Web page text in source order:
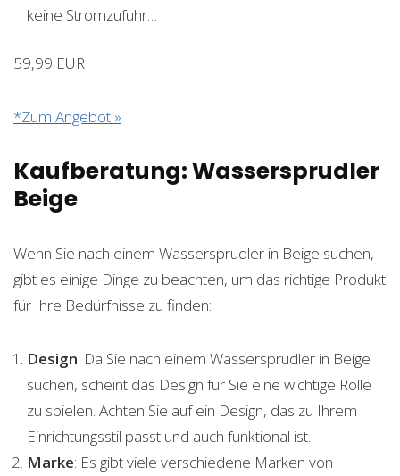
keine Stromzufuhr…
59,99 EUR
*Zum Angebot »
Kaufberatung: Wassersprudler
Beige
Wenn Sie nach einem Wassersprudler in Beige suchen,
gibt es einige Dinge zu beachten, um das richtige Produkt
für Ihre Bedürfnisse zu finden:
Design: Da Sie nach einem Wassersprudler in Beige
suchen, scheint das Design für Sie eine wichtige Rolle
zu spielen. Achten Sie auf ein Design, das zu Ihrem
Einrichtungsstil passt und auch funktional ist.
Marke: Es gibt viele verschiedene Marken von